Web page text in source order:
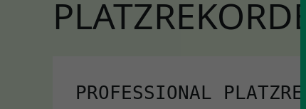
PLATZREKORDE
PROFESSIONAL